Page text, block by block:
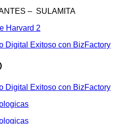
– SULAMITA